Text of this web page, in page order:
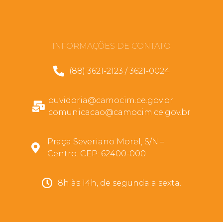
INFORMAÇÕES DE CONTATO
(88) 3621-2123 / 3621-0024
ouvidoria@camocim.ce.gov.br
comunicacao@camocim.ce.gov.br
Praça Severiano Morel, S/N –
Centro. CEP: 62400-000
8h às 14h, de segunda a sexta.